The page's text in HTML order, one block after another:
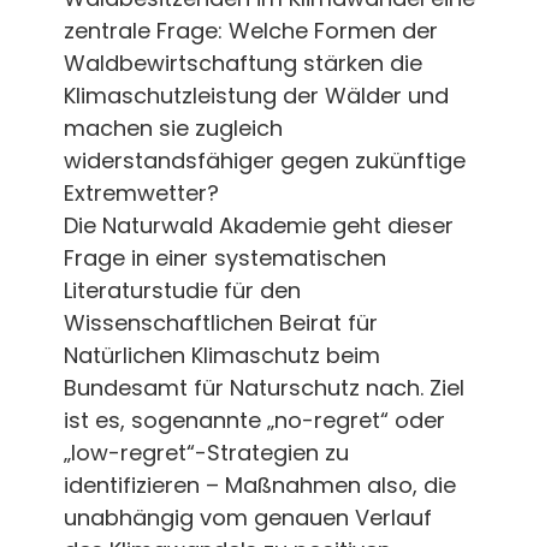
zentrale Frage: Welche Formen der
Waldbewirtschaftung stärken die
Klimaschutzleistung der Wälder und
machen sie zugleich
widerstandsfähiger gegen zukünftige
Extremwetter?
Die Naturwald Akademie geht dieser
Frage in einer systematischen
Literaturstudie für den
Wissenschaftlichen Beirat für
Natürlichen Klimaschutz beim
Bundesamt für Naturschutz nach. Ziel
ist es, sogenannte „no-regret“ oder
„low-regret“-Strategien zu
identifizieren – Maßnahmen also, die
unabhängig vom genauen Verlauf